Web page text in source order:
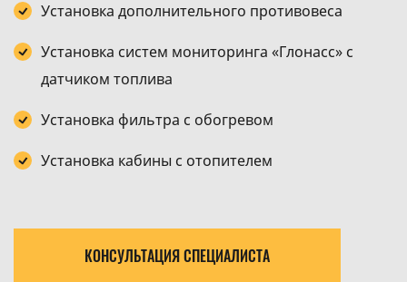
Установка дополнительного противовеса
Установка систем мониторинга «Глонасс» с
датчиком топлива
Установка фильтра с обогревом
Установка кабины с отопителем
КОНСУЛЬТАЦИЯ СПЕЦИАЛИСТА